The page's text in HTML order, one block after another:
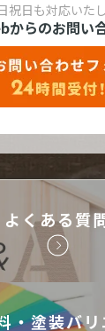
祝日も対応いたし
からのお問い
よくある質
・塗装バ